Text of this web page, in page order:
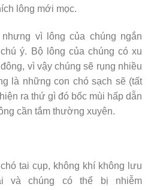
lông mới mọc.
vì lông của chúng ngắn
ý. Bộ lông của chúng có xu
vì vậy chúng sẽ rụng nhiều
là những con chó sạch sẽ (tất
ra thứ gì đó bốc mùi hấp dẫn
cần tắm thường xuyên.
tai cụp, không khí không lưu
và chúng có thể bị nhiễm